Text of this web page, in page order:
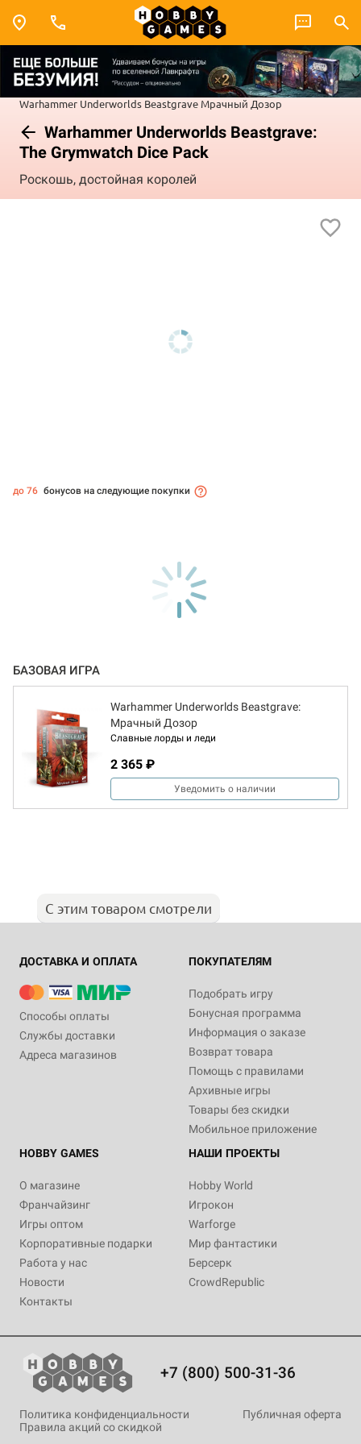
Warhammer Underworlds Beastgrave Мрачный Дозор
Warhammer Underworlds Beastgrave:
The Grymwatch Dice Pack
Роскошь, достойная королей
до 76 бонусов на следующие покупки
БАЗОВАЯ ИГРА
Warhammer Underworlds Beastgrave:
Мрачный Дозор
Славные лорды и леди
2 365 ₽
Уведомить о наличии
С этим товаром смотрели
ДОСТАВКА И ОПЛАТА
Способы оплаты
Службы доставки
Адреса магазинов
ПОКУПАТЕЛЯМ
Подобрать игру
Бонусная программа
Информация о заказе
Возврат товара
Помощь с правилами
Архивные игры
Товары без скидки
Мобильное приложение
HOBBY GAMES
О магазине
Франчайзинг
Игры оптом
Корпоративные подарки
Работа у нас
Новости
Контакты
НАШИ ПРОЕКТЫ
Hobby World
Игрокон
Warforge
Мир фантастики
Берсерк
CrowdRepublic
+7 (800) 500-31-36
Политика конфиденциальности
Публичная оферта
Правила акций со скидкой